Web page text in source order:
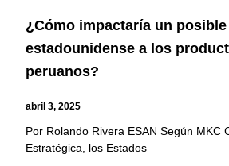
¿Cómo impactaría un
estadounidense a los
peruanos?
abril 3, 2025
Por Rolando Rivera ESAN Según MKC
Estratégica, los Estados